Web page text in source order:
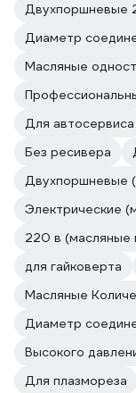
Двухпоршневые
Диаметр
Масляные
Для автосервиса
Без ресивера
Двухпоршневые
Электрические
220 в
для гайковерта
Масляные
Диаметр
Высокого
Для плазмореза